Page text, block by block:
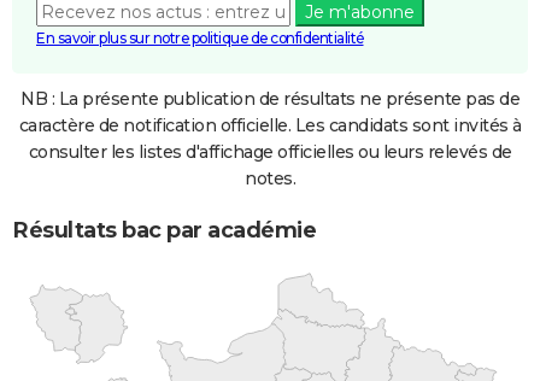
Je m'abonne
En savoir plus sur notre politique de confidentialité
NB : La présente publication de résultats ne présente pas de
caractère de notification officielle. Les candidats sont invités à
consulter les listes d'affichage officielles ou leurs relevés de
notes.
Résultats bac par académie